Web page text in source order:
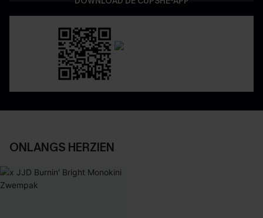
ONLANGS HERZIEN